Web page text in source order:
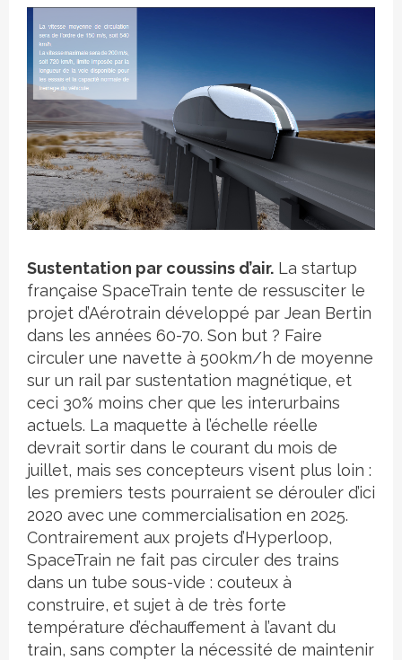
Crédit photo
Sustentation par coussins d’air. La startup
française SpaceTrain tente de ressusciter le
projet d’Aérotrain développé par Jean Bertin
dans les années 60-70. Son but ? Faire
circuler une navette à 500km/h de moyenne
sur un rail par sustentation magnétique, et
ceci 30% moins cher que les interurbains
actuels. La maquette à l’échelle réelle
devrait sortir dans le courant du mois de
juillet, mais ses concepteurs visent plus loin :
les premiers tests pourraient se dérouler d’ici
2020 avec une commercialisation en 2025.
Contrairement aux projets d’Hyperloop,
SpaceTrain ne fait pas circuler des trains
dans un tube sous-vide : couteux à
construire, et sujet à de très forte
température d’échauffement à l’avant du
train, sans compter la nécessité de maintenir